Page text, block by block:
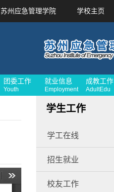
苏州应急管理学院 学校主页
团委工作
Youth
就业信息
Employment
成教工作
AdultEdu
学生工作
学工在线
招生就业
校友工作